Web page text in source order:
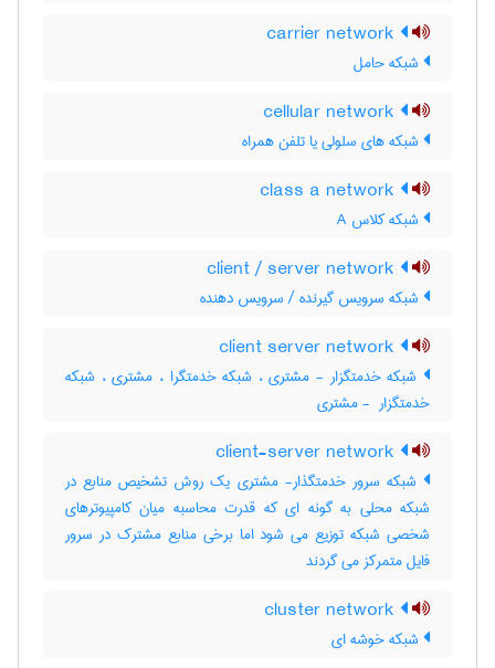
شبکه حامل
شبکه های سلولی یا تلفن همراه
شبکه کلاس A
شبکه سرویس گیرنده / سرویس دهنده
شبکه خدمتگزار - مشتری ، شبکه خدمتگرا ، مشتری ، شبکه
خدمتگزار ‎ - مشتری
شبکه سرور خدمتگذار- مشتری یک روش تشخیص منابع در
شبکه محلی به گونه ای که قدرت محاسبه میان کامپیوترهای
شخصی شبکه توزیع می شود اما برخی منابع مشترک در سرور
فایل متمرکز می گردند
شبکه خوشه ای